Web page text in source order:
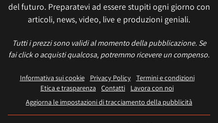
del futuro. Preparatevi ad essere stupiti ogni giorno con
articoli, news, video, live e produzioni geniali.
Tutti i prezzi sono validi al momento della pubblicazione. Se
fai click o acquisti qualcosa, potremmo ricevere un compenso.
Informativa sui cookie Privacy Policy
Termini e condizioni
Etica e trasparenza Contatti
Lavora con noi
Aggiorna le impostazioni di tracciamento della pubblicità